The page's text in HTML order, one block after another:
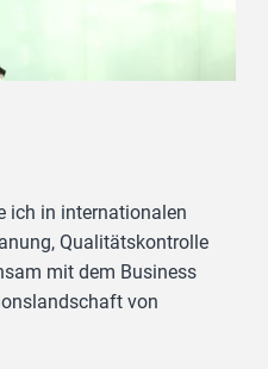
ich in internationalen
Qualitätskontrolle
mit dem Business
von